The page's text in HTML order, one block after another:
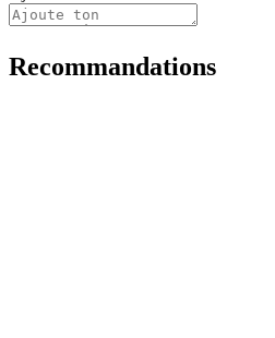
Recommandations